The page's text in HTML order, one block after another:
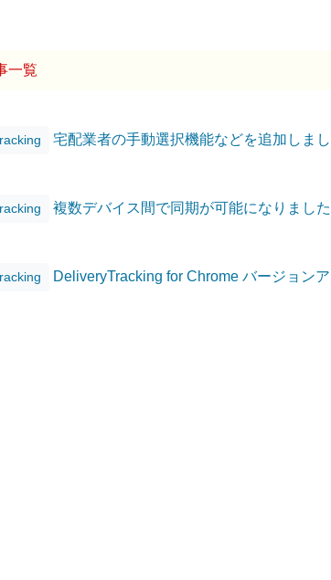
一覧
宅配業者の手動選択機能などを追加しま
複数デバイス間で同期が可能になりました
DeliveryTracking for Chrome バージョン